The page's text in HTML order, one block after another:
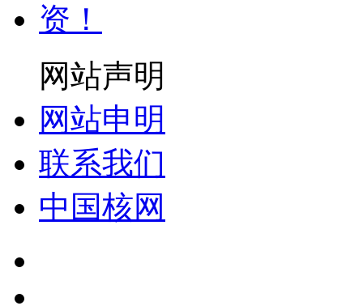
网站声明
网站申明
联系我们
中国核网